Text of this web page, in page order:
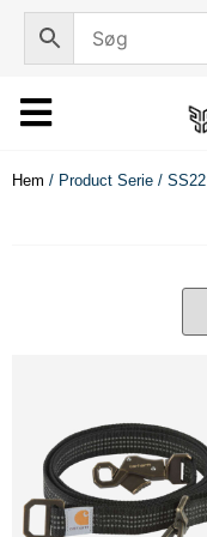
Hem / Product Serie / SS22